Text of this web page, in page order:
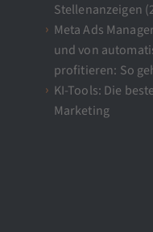
Stellenanzeigen
Meta Ads
und von
profitieren: So
KI-Tools: Die
Marketing